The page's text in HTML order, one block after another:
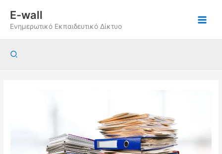
περιεχόμενο
E-wall
Ενημερωτικό Εκπαιδευτικό Δίκτυο
Αναζήτηση